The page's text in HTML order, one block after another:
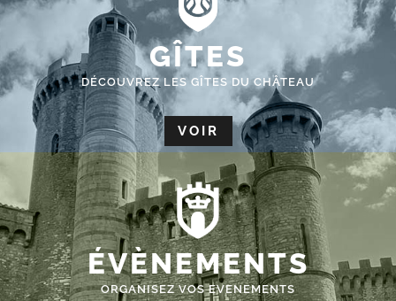
GÎTES
DÉCOUVREZ LES GÎTES DU CHÂTEAU
VOIR
ÉVÈNEMENTS
ORGANISEZ VOS EVENEMENTS